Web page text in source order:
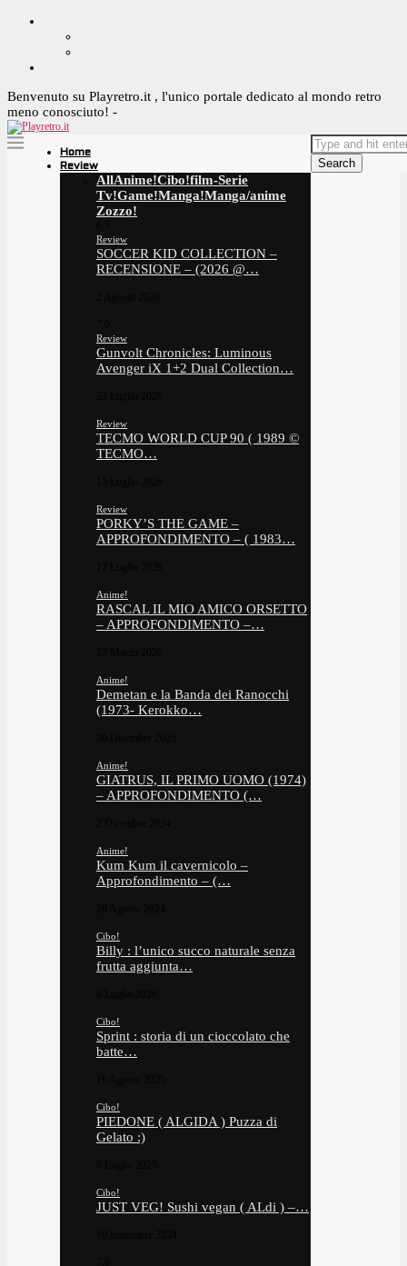
Benvenuto su Playretro.it , l'unico portale dedicato al mondo retro
meno conosciuto! -
Home
Review
AllAnime!Cibo!film-Serie
Tv!Game!Manga!Manga/anime
Zozzo!
Review
SOCCER KID COLLECTION –
RECENSIONE – (2026 @…
Review
Gunvolt Chronicles: Luminous
Avenger iX 1+2 Dual Collection…
Review
TECMO WORLD CUP 90 ( 1989 ©
TECMO…
Review
PORKY’S THE GAME –
APPROFONDIMENTO – ( 1983…
Anime!
RASCAL IL MIO AMICO ORSETTO
– APPROFONDIMENTO –…
Anime!
Demetan e la Banda dei Ranocchi
(1973- Kerokko…
Anime!
GIATRUS, IL PRIMO UOMO (1974)
– APPROFONDIMENTO (…
Anime!
Kum Kum il cavernicolo –
Approfondimento – (…
Cibo!
Billy : l’unico succo naturale senza
frutta aggiunta…
Cibo!
Sprint : storia di un cioccolato che
batte…
Cibo!
PIEDONE ( ALGIDA ) Puzza di
Gelato :)
Cibo!
JUST VEG! Sushi vegan ( ALdi ) –…
Search